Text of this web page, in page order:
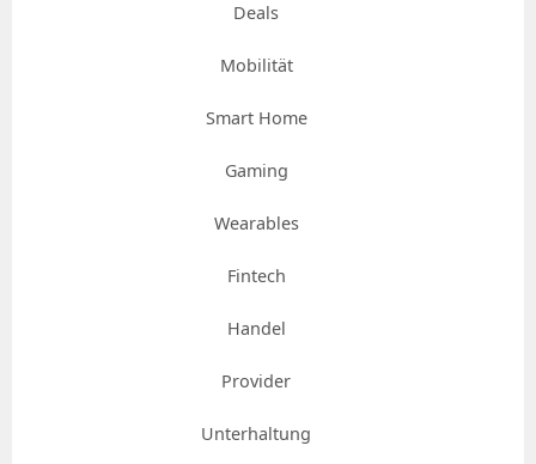
Deals
Mobilität
Smart Home
Gaming
Wearables
Fintech
Handel
Provider
Unterhaltung